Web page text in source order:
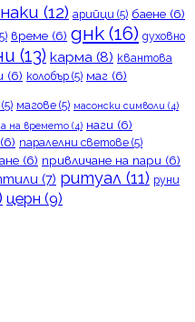
(12) арийци (5) баене (6)
време (6) днк (16) духовно
(13) карма (8) квантова
(6) колобър (5) маг (6)
(5) магове (5) масонски символи (4)
на времето (4) наги (6)
(6) паралелни светове (5)
(6) привличане на пари (6)
(7) ритуал (11) руни
церн (9)